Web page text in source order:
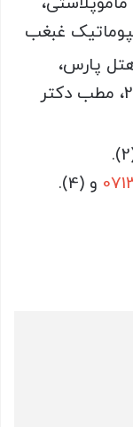
غبغب
پارس،
ساختمان پزشکان صدف، طبقه 2، مطب دکتر
و (4).